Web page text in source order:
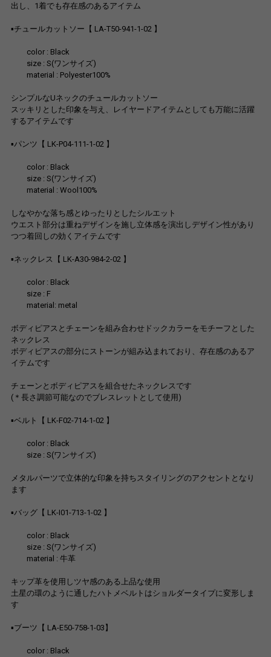
出し、1着でも存在感のあるアイテム
▪︎チュールカットソー【 LA-T50-941-1-02 】
color : Black
size : S(ワンサイズ)
material : Polyester100%
シンプルなUネックのチュールカットソー
スッキリとした印象を与え、レイヤードアイテムとしても万能に活躍
するアイテムです
▪︎パンツ【 LK-P04-111-1-02 】
color : Black
size : S(ワンサイズ)
material : Wool100%
しなやかな落ち感とゆったりとしたシルエット
ウエスト部分は重ねデザインを施し立体感を演出しデザイン性があり
つつ着回しの効くアイテムです
▪︎ネックレス【 LK-A30-984-2-02 】
color : Black
size : F
material: metal
ボディピアスとチェーンを組み合わせドックカラーをモチーフとした
ネックレス
ボディピアスの部分にストーンが組み込まれており、存在感のあるア
イテムです
チェーンとボディピアスを組合せたネックレスです
(＊長さ調節可能なのでブレスレットとして使用)
▪︎ベルト【 LK-F02-714-1-02 】
color : Black
size : S(ワンサイズ)
メタルパーツで立体的な印象を持ちスタイリングのアクセントとなり
ます
▪︎バッグ【 LK-I01-713-1-02 】
color : Black
size : S(ワンサイズ)
material : 牛革
キップ革を使用しツヤ感のある上品な使用
土星の環のように通したハトメベルトはショルダータイプに変形しま
す
▪︎ブーツ【 LA-E50-758-1-03】
color : Black